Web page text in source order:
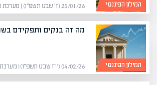
המילון הפיננסי 25/01/26 (ז׳ שבט תשפ״ו) | מערכת אפיק
המילון הפיננסי
מה זה בנקים ותפקידם
04/02/26 (י״ז שבט תשפ״ו) | מערכת אפיק